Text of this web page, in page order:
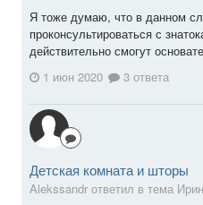
Я тоже думаю, что в данном
проконсультироваться с
действительно смогут
1 июн 2020
3 ответа
Детская комната и шторы
Alekssandr ответил в тема